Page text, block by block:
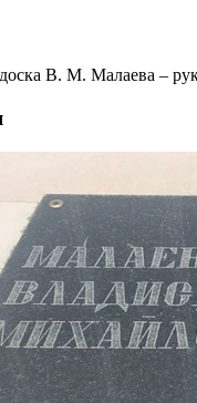
В. М. Малаева –